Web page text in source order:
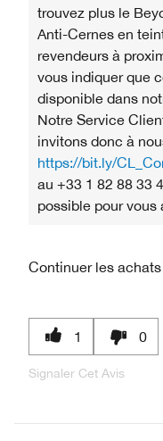
trouvez plus le
Anti-Cernes en
revendeurs à
vous indiquer que
disponible dans
Notre Service
invitons donc à
https://bit.ly/
au +33 1 82 88 33
possible pour vous
Continuer les achats
1 0
Signaler Cet Avis